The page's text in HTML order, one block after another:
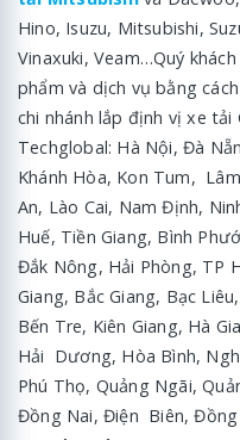
Hino, Isuzu, Mitsubishi,
Vinaxuki, Veam…Quý
phẩm và dịch vụ bằng
chi nhánh lắp định vị xe
Techglobal: Hà Nội, Đà
Khánh Hòa, Kon Tum,
An, Lào Cai, Nam Định,
Huế, Tiền Giang, Bình
Đắk Nông, Hải Phòng, TP
Giang, Bắc Giang, Bạc
Bến Tre, Kiên Giang, Hà
Hải Dương, Hòa Bình,
Phú Thọ, Quảng Ngãi,
Đồng Nai, Điện Biên,